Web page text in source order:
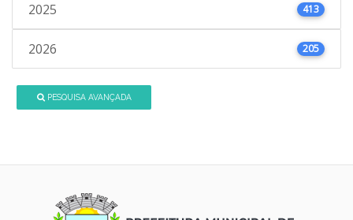
2025 413
2026 205
PESQUISA AVANÇADA